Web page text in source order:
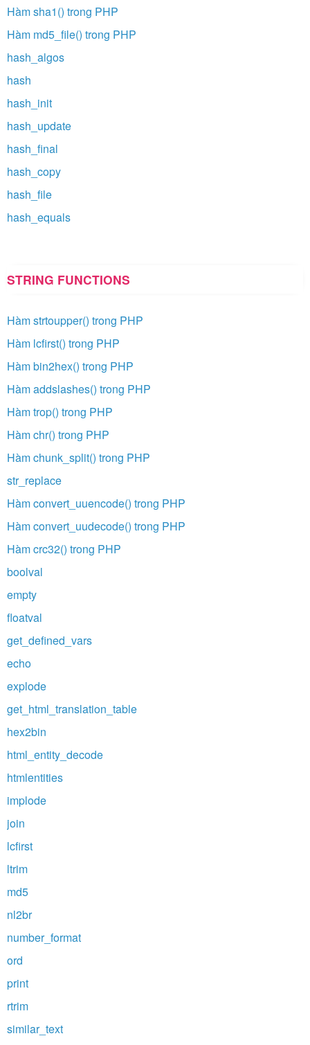
Hàm sha1() trong PHP
Hàm md5_file() trong PHP
hash_algos
hash
hash_init
hash_update
hash_final
hash_copy
hash_file
hash_equals
STRING FUNCTIONS
Hàm strtoupper() trong PHP
Hàm lcfirst() trong PHP
Hàm bin2hex() trong PHP
Hàm addslashes() trong PHP
Hàm trop() trong PHP
Hàm chr() trong PHP
Hàm chunk_split() trong PHP
str_replace
Hàm convert_uuencode() trong PHP
Hàm convert_uudecode() trong PHP
Hàm crc32() trong PHP
boolval
empty
floatval
get_defined_vars
echo
explode
get_html_translation_table
hex2bin
html_entity_decode
htmlentities
implode
join
lcfirst
ltrim
md5
nl2br
number_format
ord
print
rtrim
similar_text